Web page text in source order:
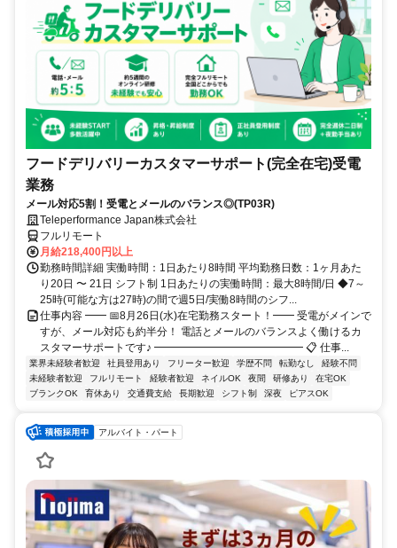
フードデリバリーカスタマーサポート(完全在宅)受電
業務
メール対応5割！受電とメールのバランス◎(TP03R)
Teleperformance Japan株式会社
フルリモート
月給218,400円以上
勤務時間詳細 実働時間：1日あたり8時間 平均勤務日数：1ヶ月あた
り20日 〜 21日 シフト制 1日あたりの実働時間：最大8時間/日 ◆7～
25時(可能な方は27時)の間で週5日/実働8時間のシフ...
仕事内容 ━━ 📅8月26日(水)在宅勤務スタート！━━ 受電がメインで
すが、メール対応も約半分！ 電話とメールのバランスよく働けるカ
スタマーサポートです♪ ━━━━━━━━━━━━━━ 📋 仕事...
業界未経験者歓迎 社員登用あり フリーター歓迎 学歴不問 転勤なし
経験不問
未経験者歓迎
フルリモート 経験者歓迎 ネイルOK 夜間 研修あり
在宅OK
ブランクOK
育休あり 交通費支給 長期歓迎 シフト制 深夜 ピアスOK
アルバイト・パート